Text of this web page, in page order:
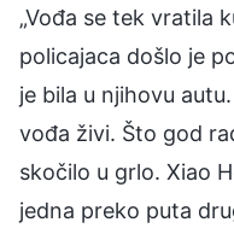
„Vođa se tek vratila
policajaca došlo je
je bila u njihovu
vođa živi. Što god
skočilo u grlo. Xiao
jedna preko puta